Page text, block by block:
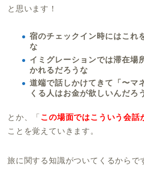
と思います！
宿のチェックイン時にはこれ
な
イミグレーションでは滞在場
かれるだろうな
道端で話しかけてきて「〜マ
くる人はお金が欲しいんだろ
とか、「 この場面ではこういう会話
ことを覚えていきます。
旅に関する知識がついてくるからで